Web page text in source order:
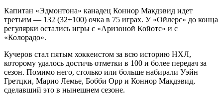
Капитан «Эдмонтона» канадец Коннор Макдэвид идет
третьим — 132 (32+100) очка в 75 играх. У «Ойлерс» до конца
регулярки остались игры с «Аризоной Койотс» и с
«Колорадо».
Кучеров стал пятым хоккеистом за всю историю НХЛ,
которому удалось достичь отметки в 100 и более передач за
сезон. Помимо него, столько или больше набирали Уэйн
Гретцки, Марио Лемье, Бобби Орр и Коннор Макдэвид,
сделавший это в нынешнем сезоне.